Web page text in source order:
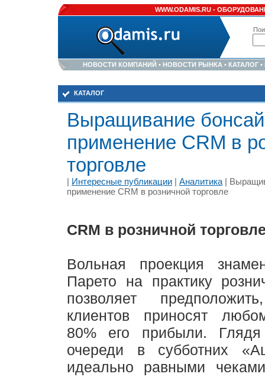
WWW.ODAMIS.RU -
НОВОСТИ КОМПАНИЙ • НОВОСТИ РЫНКА • КАТАЛОГ •
КАТАЛОГ
Выращивание
применение CRM в
торговле
| Интересные публикации | Аналитика |
применение CRM в розничной торговле
CRM в розничной
Вольная проекция
Парето на практику
позволяет
клиентов приносят
80% его прибыли.
очереди в субботних
идеально равными